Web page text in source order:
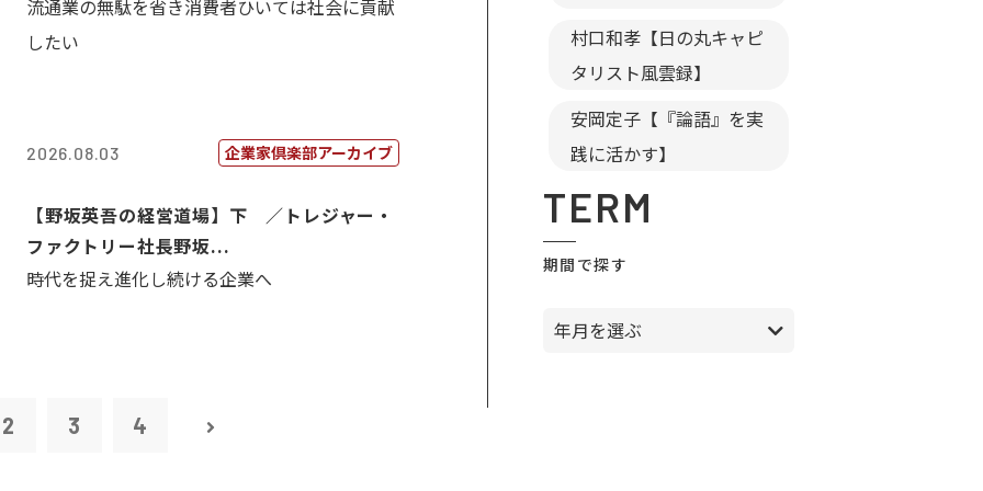
流通業の無駄を省き消費者ひいては社会に貢献
したい
2026.08.03 企業家倶楽部アーカイブ
【野坂英吾の経営道場】下 ／トレジャー・
ファクトリー社長野坂...
時代を捉え進化し続ける企業へ
2 3 4
村口和孝【日の丸キャピ
タリスト風雲録】
安岡定子【『論語』を実
践に活かす】
TERM
期間で探す
年月を選ぶ